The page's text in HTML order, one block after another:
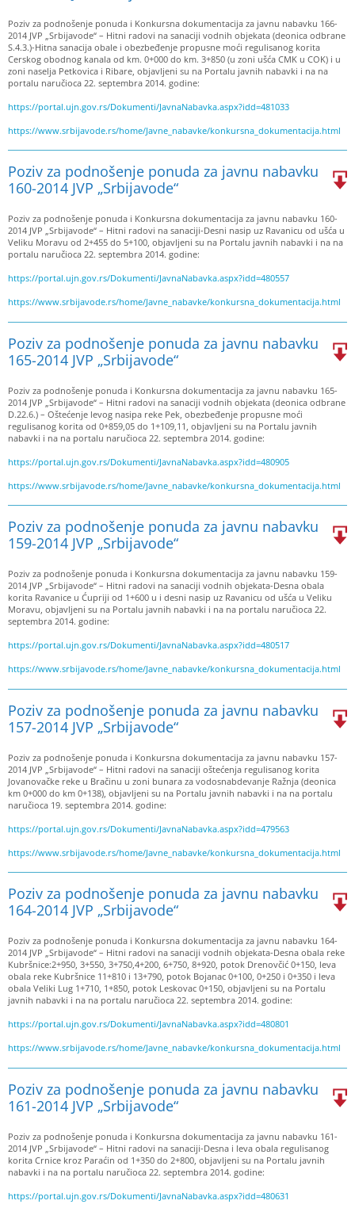
Poziv za podnošenje ponuda i Konkursna dokumentacija za javnu nabavku 166-
2014 JVP „Srbijavode“ – Hitni radovi na sanaciji vodnih objekata (deonica odbrane
S.4.3.)-Hitna sanacija obale i obezbeđenje propusne moći regulisanog korita
Cerskog obodnog kanala od km. 0+000 do km. 3+850 (u zoni ušća CMK u COK) i u
zoni naselja Petkovica i Ribare, objavljeni su na Portalu javnih nabavki i na na
portalu naručioca 22. septembra 2014. godine:
https://portal.ujn.gov.rs/Dokumenti/JavnaNabavka.aspx?idd=481033
https://www.srbijavode.rs/home/Javne_nabavke/konkursna_dokumentacija.html
Poziv za podnošenje ponuda za javnu nabavku
160-2014 JVP „Srbijavode“
Poziv za podnošenje ponuda i Konkursna dokumentacija za javnu nabavku 160-
2014 JVP „Srbijavode“ – Hitni radovi na sanaciji-Desni nasip uz Ravanicu od ušća u
Veliku Moravu od 2+455 do 5+100, objavljeni su na Portalu javnih nabavki i na na
portalu naručioca 22. septembra 2014. godine:
https://portal.ujn.gov.rs/Dokumenti/JavnaNabavka.aspx?idd=480557
https://www.srbijavode.rs/home/Javne_nabavke/konkursna_dokumentacija.html
Poziv za podnošenje ponuda za javnu nabavku
165-2014 JVP „Srbijavode“
Poziv za podnošenje ponuda i Konkursna dokumentacija za javnu nabavku 165-
2014 JVP „Srbijavode“ – Hitni radovi na sanaciji vodnih objekata (deonica odbrane
D.22.6.) – Oštećenje levog nasipa reke Pek, obezbeđenje propusne moći
regulisanog korita od 0+859,05 do 1+109,11, objavljeni su na Portalu javnih
nabavki i na na portalu naručioca 22. septembra 2014. godine:
https://portal.ujn.gov.rs/Dokumenti/JavnaNabavka.aspx?idd=480905
https://www.srbijavode.rs/home/Javne_nabavke/konkursna_dokumentacija.html
Poziv za podnošenje ponuda za javnu nabavku
159-2014 JVP „Srbijavode“
Poziv za podnošenje ponuda i Konkursna dokumentacija za javnu nabavku 159-
2014 JVP „Srbijavode“ – Hitni radovi na sanaciji vodnih objekata-Desna obala
korita Ravanice u Ćupriji od 1+600 u i desni nasip uz Ravanicu od ušća u Veliku
Moravu, objavljeni su na Portalu javnih nabavki i na na portalu naručioca 22.
septembra 2014. godine:
https://portal.ujn.gov.rs/Dokumenti/JavnaNabavka.aspx?idd=480517
https://www.srbijavode.rs/home/Javne_nabavke/konkursna_dokumentacija.html
Poziv za podnošenje ponuda za javnu nabavku
157-2014 JVP „Srbijavode“
Poziv za podnošenje ponuda i Konkursna dokumentacija za javnu nabavku 157-
2014 JVP „Srbijavode“ – Hitni radovi na sanaciji oštećenja regulisanog korita
Jovanovačke reke u Bračinu u zoni bunara za vodosnabdevanje Ražnja (deonica
km 0+000 do km 0+138), objavljeni su na Portalu javnih nabavki i na na portalu
naručioca 19. septembra 2014. godine:
https://portal.ujn.gov.rs/Dokumenti/JavnaNabavka.aspx?idd=479563
https://www.srbijavode.rs/home/Javne_nabavke/konkursna_dokumentacija.html
Poziv za podnošenje ponuda za javnu nabavku
164-2014 JVP „Srbijavode“
Poziv za podnošenje ponuda i Konkursna dokumentacija za javnu nabavku 164-
2014 JVP „Srbijavode“ – Hitni radovi na sanaciji vodnih objekata-Desna obala reke
Kubršnice:2+950, 3+550, 3+750,4+200, 6+750, 8+920, potok Drenovčić 0+150, leva
obala reke Kubršnice 11+810 i 13+790, potok Bojanac 0+100, 0+250 i 0+350 i leva
obala Veliki Lug 1+710, 1+850, potok Leskovac 0+150, objavljeni su na Portalu
javnih nabavki i na na portalu naručioca 22. septembra 2014. godine:
https://portal.ujn.gov.rs/Dokumenti/JavnaNabavka.aspx?idd=480801
https://www.srbijavode.rs/home/Javne_nabavke/konkursna_dokumentacija.html
Poziv za podnošenje ponuda za javnu nabavku
161-2014 JVP „Srbijavode“
Poziv za podnošenje ponuda i Konkursna dokumentacija za javnu nabavku 161-
2014 JVP „Srbijavode“ – Hitni radovi na sanaciji-Desna i leva obala regulisanog
korita Crnice kroz Paraćin od 1+350 do 2+800, objavljeni su na Portalu javnih
nabavki i na na portalu naručioca 22. septembra 2014. godine:
https://portal.ujn.gov.rs/Dokumenti/JavnaNabavka.aspx?idd=480631